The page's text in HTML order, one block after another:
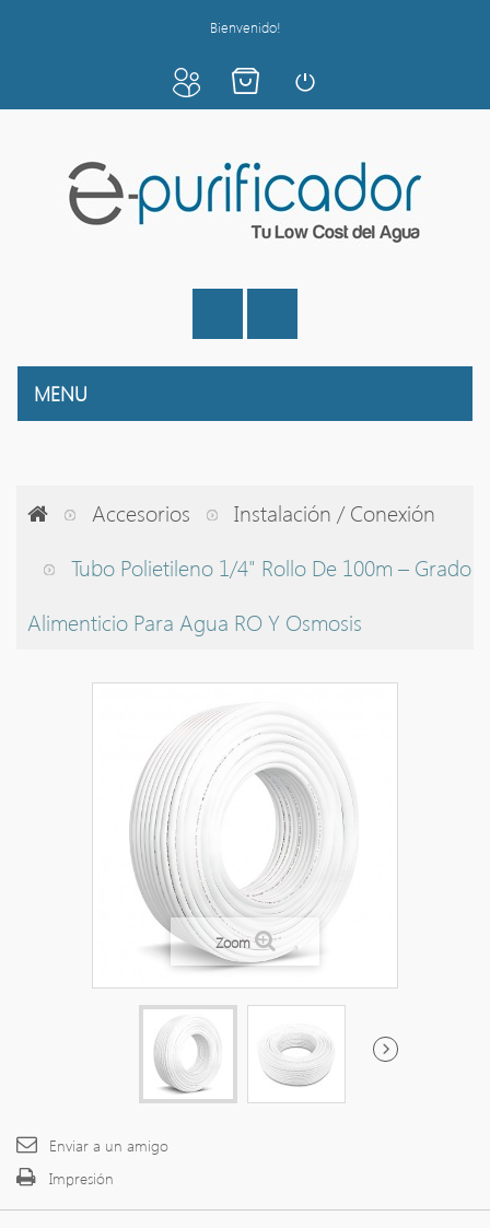
Bienvenido!
MENU
Accesorios
Instalación / Conexión
Tubo Polietileno 1/4" Rollo De 100m – Grado
Alimenticio Para Agua RO Y Osmosis
Zoom
Enviar a un amigo
Impresión